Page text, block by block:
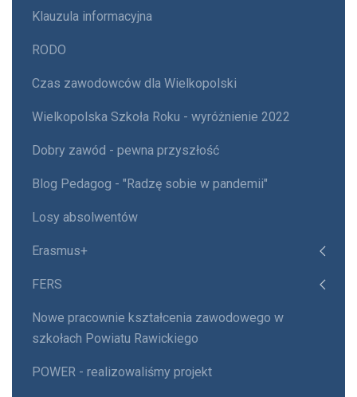
Klauzula informacyjna
RODO
Czas zawodowców dla Wielkopolski
Wielkopolska Szkoła Roku - wyróżnienie 2022
Dobry zawód - pewna przyszłość
Blog Pedagog - "Radzę sobie w pandemii"
Losy absolwentów
Erasmus+
FERS
Nowe pracownie kształcenia zawodowego w
szkołach Powiatu Rawickiego
POWER - realizowaliśmy projekt